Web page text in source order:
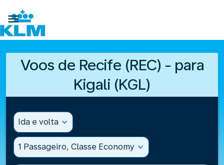

Voos de Recife (REC) - para
Kigali (KGL)
Ida e volta expand_more
1 Passageiro, Classe Economy expand_more